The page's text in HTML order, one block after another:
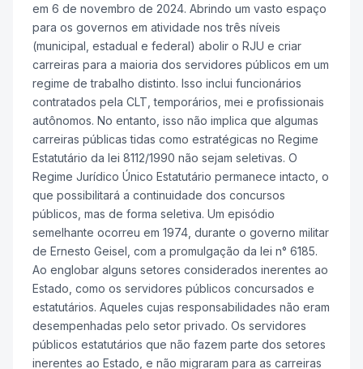
em 6 de novembro de 2024. Abrindo um vasto espaço
para os governos em atividade nos três níveis
(municipal, estadual e federal) abolir o RJU e criar
carreiras para a maioria dos servidores públicos em um
regime de trabalho distinto. Isso inclui funcionários
contratados pela CLT, temporários, mei e profissionais
autônomos. No entanto, isso não implica que algumas
carreiras públicas tidas como estratégicas no Regime
Estatutário da lei 8112/1990 não sejam seletivas. O
Regime Jurídico Único Estatutário permanece intacto, o
que possibilitará a continuidade dos concursos
públicos, mas de forma seletiva. Um episódio
semelhante ocorreu em 1974, durante o governo militar
de Ernesto Geisel, com a promulgação da lei n° 6185.
Ao englobar alguns setores considerados inerentes ao
Estado, como os servidores públicos concursados e
estatutários. Aqueles cujas responsabilidades não eram
desempenhadas pelo setor privado. Os servidores
públicos estatutários que não fazem parte dos setores
inerentes ao Estado, e não migraram para as carreiras